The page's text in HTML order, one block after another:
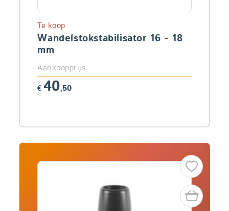
Wandelstokstabilisator 16 - 18
mm
Te koop
Aankoopprijs
€ 40,50